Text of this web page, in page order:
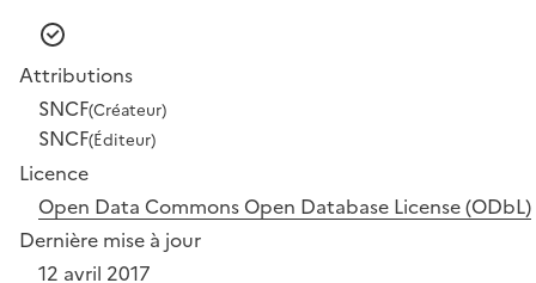
Attributions
SNCF(Créateur)
SNCF(Éditeur)
Licence
Open Data Commons Open Database License (ODbL)
Dernière mise à jour
12 avril 2017